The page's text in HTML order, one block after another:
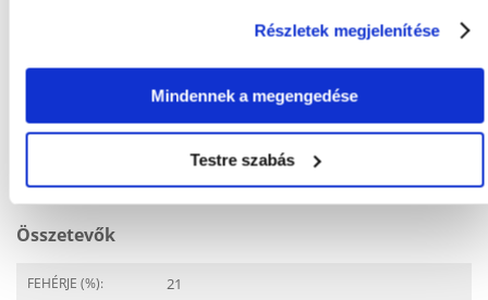
Részletek megjelenítése
Mindennek a megengedése
Testre szabás
ROYAL CANIN
Javasolt felhasználás
ÉLETSZAKASZ: Felnőtt
IGÉNYEK:
Stresszre érzékeny
Összetevők
FEHÉRJE (%): 21